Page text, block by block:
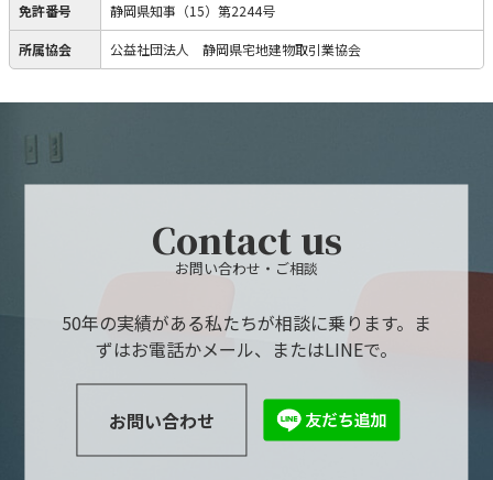
免許番号 静岡県知事（15）第2244号
所属協会 公益社団法人 静岡県宅地建物取引業協会
Contact us
お問い合わせ・ご相談
50年の実績がある私たちが相談に乗ります。ま
ずはお電話かメール、またはLINEで。
お問い合わせ